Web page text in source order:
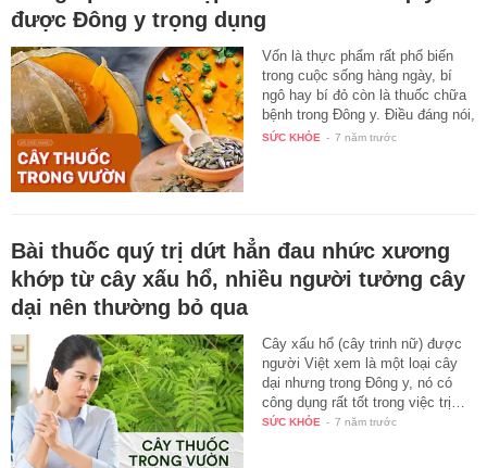
được Đông y trọng dụng
Vốn là thực phẩm rất phổ biến
trong cuộc sống hàng ngày, bí
ngô hay bí đỏ còn là thuốc chữa
bệnh trong Đông y. Điều đáng nói,
…
SỨC KHỎE - 7 năm trước
Bài thuốc quý trị dứt hẳn đau nhức xương
khớp từ cây xấu hổ, nhiều người tưởng cây
dại nên thường bỏ qua
Cây xấu hổ (cây trinh nữ) được
người Việt xem là một loại cây
dại nhưng trong Đông y, nó có
công dụng rất tốt trong việc trị…
SỨC KHỎE - 7 năm trước